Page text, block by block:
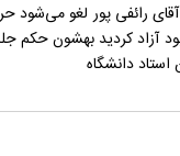
آقای رائفی پور لغو می‌شود
آزاد کردید بهشون حکم
استاد دانشگاه